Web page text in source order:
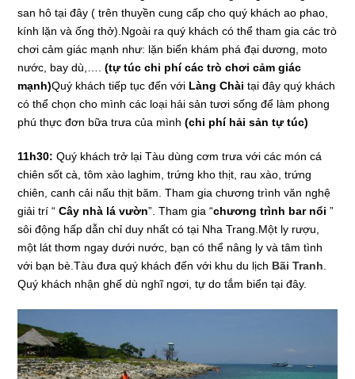
san hô tại đây ( trên thuyền cung cấp cho quý khách ao phao,
kính lặn và ống thở).Ngoài ra quý khách có thể tham gia các trò
chơi cảm giác mạnh như: lặn biển khám phá đại dương, moto
nước, bay dù,….(tự túc chi phí các trò chơi cảm giác
mạnh)Quý khách tiếp tục đến với Làng Chài tại đây quý khách
có thể chọn cho mình các loại hải sản tươi sống để làm phong
phú thực đơn bữa trưa của mình(chi phí hải sản tự túc)
11h30:Quý khách trở lại Tàu dùng cơm trưa với các món cá
chiên sốt cà, tôm xào laghim, trứng kho thịt, rau xào, trứng
chiên, canh cải nấu thịt băm. Tham gia chương trình văn nghệ
giải trí “Cây nhà lá vườn”. Tham gia “chương trình bar nổi ”
sôi động hấp dẫn chỉ duy nhất có tại Nha Trang.Một ly rượu,
một lát thơm ngay dưới nước, bạn có thể nâng ly và tâm tình
với bạn bè.Tàu đưa quý khách đến với khu du lịch Bãi Tranh
Quý khách nhận ghế dù nghĩ ngơi, tự do tắm biển tại đây.